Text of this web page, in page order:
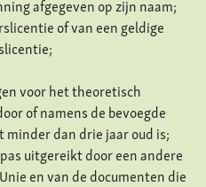
afgegeven op zijn naam;
of van een geldige
voor het theoretisch
of namens de bevoegde
dan drie jaar oud is;
uitgereikt door een andere
en van de documenten die